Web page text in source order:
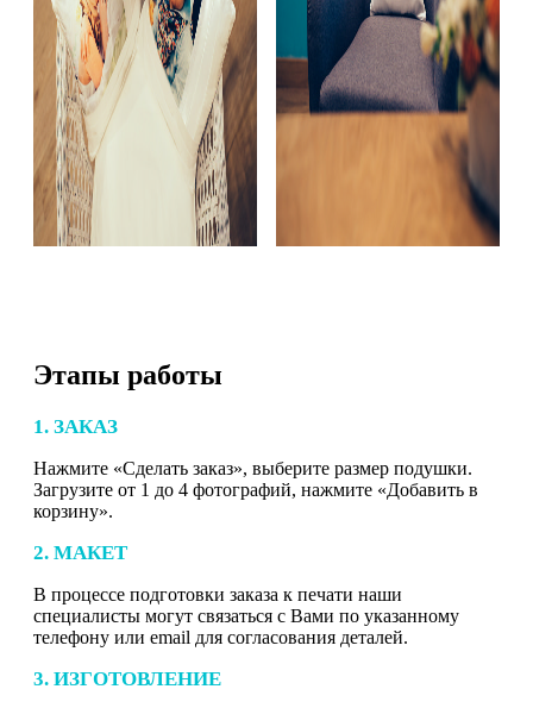
Этапы работы
1. ЗАКАЗ
Нажмите «Сделать заказ», выберите размер подушки.
Загрузите от 1 до 4 фотографий, нажмите «Добавить в
корзину».
2. МАКЕТ
В процессе подготовки заказа к печати наши
специалисты могут связаться с Вами по указанному
телефону или email для согласования деталей.
3. ИЗГОТОВЛЕНИЕ